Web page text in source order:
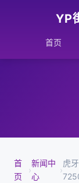
YP
首页
首
页
›
新闻中
心
›
虎